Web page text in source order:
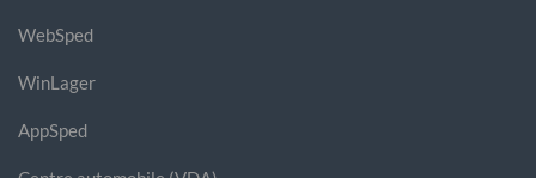
WebSped
WinLager
AppSped